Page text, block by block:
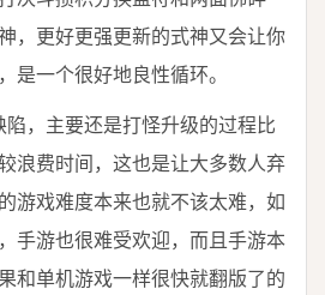
，更好更强更新的式神又会让你
是一个很好地良性循环。
，主要还是打怪升级的过程比
浪费时间，这也是让大多数人弃
游戏难度本来也就不该太难，如
手游也很难受欢迎，而且手游本
和单机游戏一样很快就翻版了的